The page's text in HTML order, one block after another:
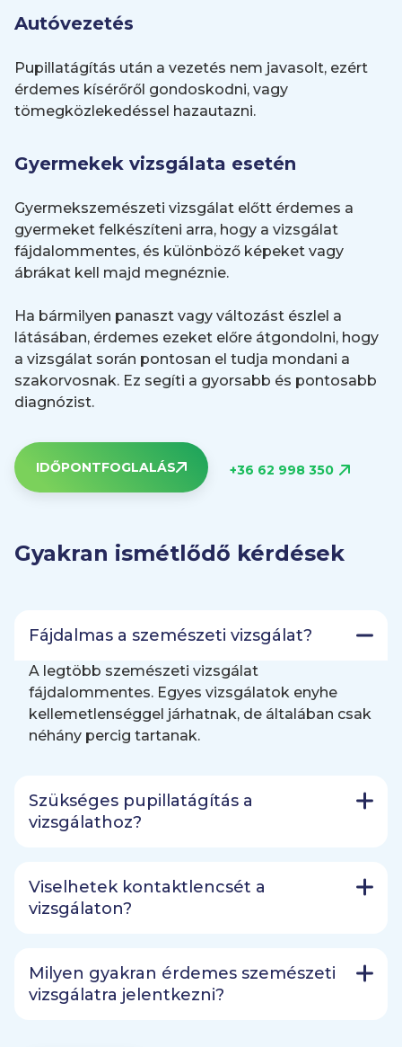
Autóvezetés
Pupillatágítás után a vezetés nem javasolt, ezért
érdemes kísérőről gondoskodni, vagy
tömegközlekedéssel hazautazni.
Gyermekek vizsgálata esetén
Gyermekszemészeti vizsgálat előtt érdemes a
gyermeket felkészíteni arra, hogy a vizsgálat
fájdalommentes, és különböző képeket vagy
ábrákat kell majd megnéznie.
Ha bármilyen panaszt vagy változást észlel a
látásában, érdemes ezeket előre átgondolni, hogy
a vizsgálat során pontosan el tudja mondani a
szakorvosnak. Ez segíti a gyorsabb és pontosabb
diagnózist.
IDŐPONTFOGLALÁS +36 62 998 350
Gyakran ismétlődő kérdések
Fájdalmas a szemészeti vizsgálat?
A legtöbb szemészeti vizsgálat
fájdalommentes. Egyes vizsgálatok enyhe
kellemetlenséggel járhatnak, de általában csak
néhány percig tartanak.
Szükséges pupillatágítás a
vizsgálathoz?
Viselhetek kontaktlencsét a
vizsgálaton?
Milyen gyakran érdemes szemészeti
vizsgálatra jelentkezni?